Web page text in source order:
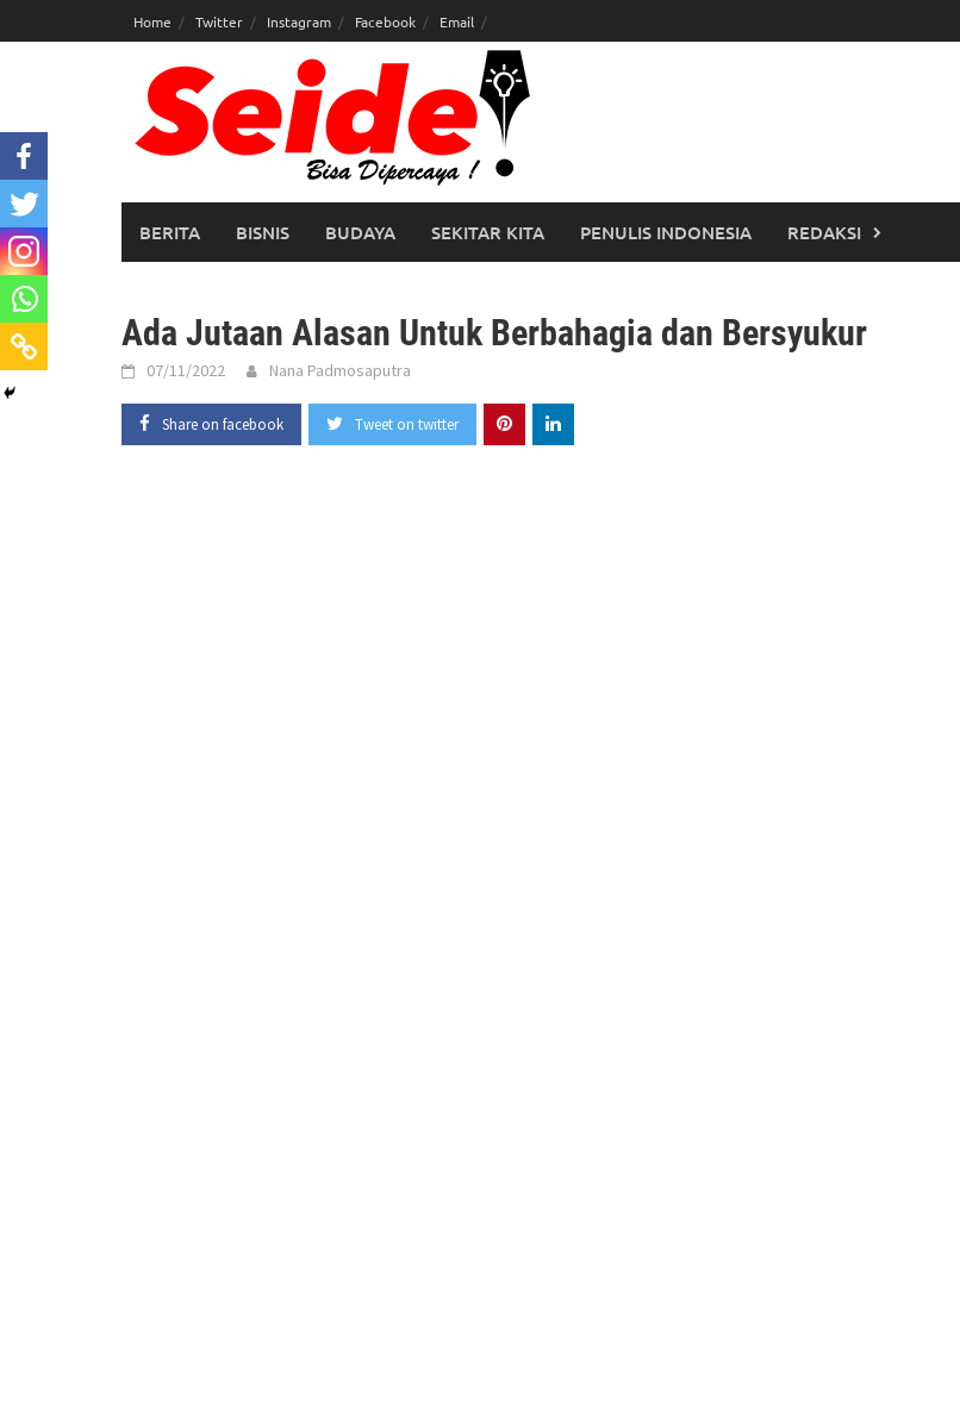
to
Home Twitter Instagram Facebook Email
BERITA BISNIS BUDAYA SEKITAR KITA PENULIS INDONESIA REDAKSI
Ada Jutaan Alasan Untuk Berbahagia dan Bersyukur
07/11/2022 Nana Padmosaputra
Share on facebook Tweet on twitter